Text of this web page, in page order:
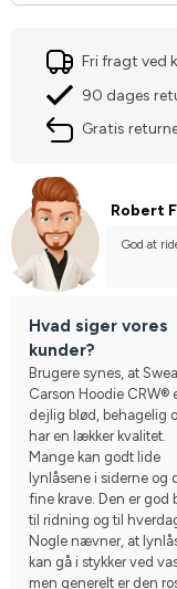
Fri fragt ved
90 dages
Gratis
Robert F
God at
Hvad siger vores
kunder?
Brugere synes, at
Carson Hoodie CRW®
dejlig blød, behagelig
har en lækker kvalitet.
Mange kan godt lide
lynlåsene i siderne og
fine krave. Den er god
til ridning og til
Nogle nævner, at
kan gå i stykker ved
men generelt er den